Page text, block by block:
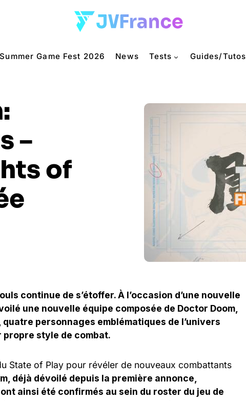
Summer Game Fest 2026 News Tests Guides/Tutos
–
of
continue de s’étoffer. À l’occasion d’une nouvelle
une nouvelle équipe composée de Doctor Doom,
personnages emblématiques de l’univers
style de combat.
State of Play pour révéler de nouveaux combattants
déjà dévoilé depuis la première annonce,
ainsi été confirmés au sein du roster du jeu de